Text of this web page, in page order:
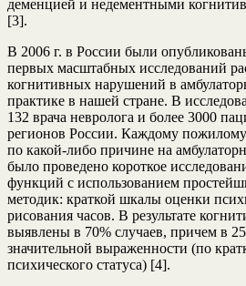
деменцией и недементными
[3].
В 2006 г. в России были
первых масштабных исследований
когнитивных нарушений в
практике в нашей стране. В
132 врача невролога и более 3000
регионов России. Каждому
по какой-либо причине на
было проведено короткое
функций с использованием
методик: краткой шкалы оценки
рисования часов. В результате
выявлены в 70% случаев, причем в
значительной выраженности (по
психического статуса) [4].